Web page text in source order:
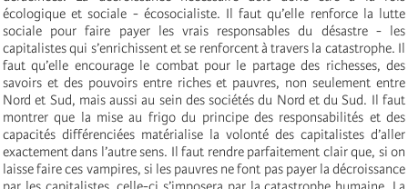
écologique et sociale - écosocialiste. Il faut qu’elle renforce la lutte
sociale pour faire payer les vrais responsables du désastre - les
capitalistes qui s’enrichissent et se renforcent à travers la catastrophe. Il
faut qu’elle encourage le combat pour le partage des richesses, des
savoirs et des pouvoirs entre riches et pauvres, non seulement entre
Nord et Sud, mais aussi au sein des sociétés du Nord et du Sud. Il faut
montrer que la mise au frigo du principe des responsabilités et des
capacités différenciées matérialise la volonté des capitalistes d’aller
exactement dans l’autre sens. Il faut rendre parfaitement clair que, si on
laisse faire ces vampires, si les pauvres ne font pas payer la décroissance